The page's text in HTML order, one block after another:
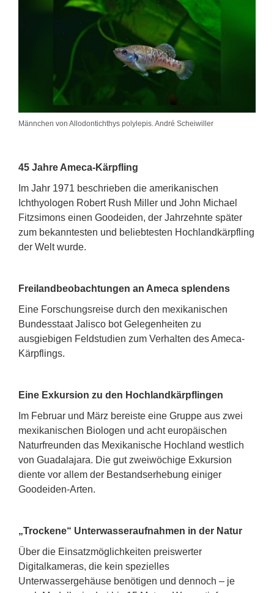
Männchen von Allodontichthys polylepis. André Scheiwiller
45 Jahre Ameca-Kärpfling
Im Jahr 1971 beschrieben die amerikanischen
Ichthyologen Robert Rush Miller und John Michael
Fitzsimons einen Goodeiden, der Jahrzehnte später
zum bekanntesten und beliebtesten Hochlandkärpfling
der Welt wurde.
Freilandbeobachtungen an Ameca splendens
Eine Forschungsreise durch den mexikanischen
Bundesstaat Jalisco bot Gelegenheiten zu
ausgiebigen Feldstudien zum Verhalten des Ameca-
Kärpflings.
Eine Exkursion zu den Hochlandkärpflingen
Im Februar und März bereiste eine Gruppe aus zwei
mexikanischen Biologen und acht europäischen
Naturfreunden das Mexikanische Hochland westlich
von Guadalajara. Die gut zweiwöchige Exkursion
diente vor allem der Bestandserhebung einiger
Goodeiden-Arten.
„Trockene“ Unterwasseraufnahmen in der Natur
Über die Einsatzmöglichkeiten preiswerter
Digitalkameras, die kein spezielles
Unterwassergehäuse benötigen und dennoch – je